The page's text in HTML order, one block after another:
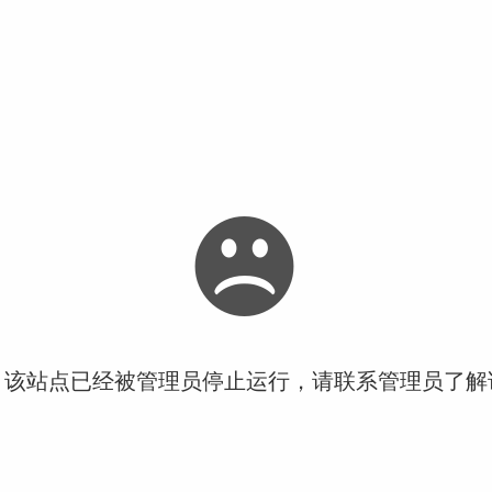
站点已经被管理员停止运行，请联系管理员了